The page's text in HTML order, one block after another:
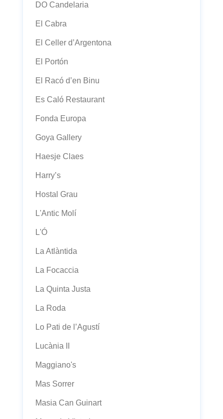
DO Candelaria
El Cabra
El Celler d’Argentona
El Portón
El Racó d’en Binu
Es Caló Restaurant
Fonda Europa
Goya Gallery
Haesje Claes
Harry’s
Hostal Grau
L'Antic Molí
L'Ó
La Atlàntida
La Focaccia
La Quinta Justa
La Roda
Lo Pati de l’Agustí
Lucània II
Maggiano's
Mas Sorrer
Masia Can Guinart